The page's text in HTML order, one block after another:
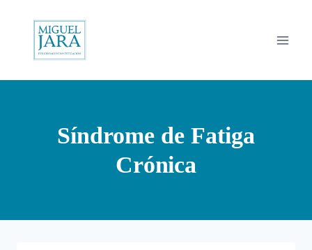
contenido
Síndrome de Fatiga
Crónica